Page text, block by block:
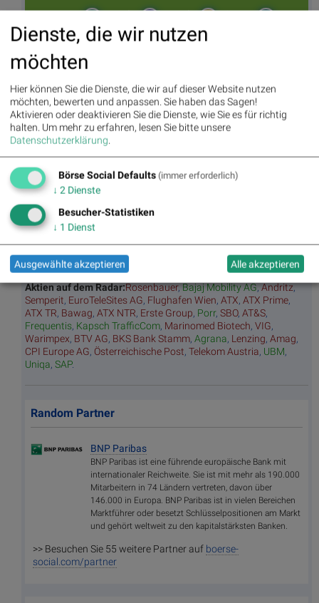
Top/
Star/
h der
Matri
Movi
Averages
Indikation
er/
verlierer
Top/Flop
BS-
Hitpa
rade
Days
Bildnachweis
1. BSN Group Telekom Performancevergleich YTD, Stand: 05.04.2025
2. iPad Telekommunikation Lesen Nachricht News - Andrey Nikolskiy
fotografierte Ex-Agrana-Sprecherin Maria Fally >> Öffnen auf photaq.com
Aktien auf dem Radar:Rosenbauer,Bajaj Mobility AG,Andritz,
Semperit, EuroTeleSites AG, Flughafen Wien, ATX, ATX Prime,
ATX TR, Bawag, ATX NTR, Erste Group, Porr, SBO, AT&S,
Frequentis, Kapsch TrafficCom, Marinomed Biotech, VIG,
Warimpex, BTV AG, BKS Bank Stamm, Agrana, Lenzing, Amag,
CPI Europe AG, Österreichische Post, Telekom Austria, UBM,
Uniqa, SAP.
Random Partner
BNP Paribas
BNP Paribas ist eine führende europäische Bank mit
internationaler Reichweite. Sie ist mit mehr als 190.000
Mitarbeitern in 74 Ländern vertreten, davon über
146.000 in Europa. BNP Paribas ist in vielen Bereichen
Marktführer oder besetzt Schlüsselpositionen am Markt
und gehört weltweit zu den kapitalstärksten Banken.
>> Besuchen Sie 55 weitere Partner auf boerse-
social.com/partner
Dienste, die wir nutzen
möchten
Hier können Sie die Dienste, die wir auf dieser Website nutzen
möchten, bewerten und anpassen. Sie haben das Sagen!
Aktivieren oder deaktivieren Sie die Dienste, wie Sie es für richtig
halten. Um mehr zu erfahren, lesen Sie bitte unsere
Datenschutzerklärung.
Börse Social Defaults (immer erforderlich)
↓ 2 Dienste
Besucher-Statistiken
↓ 1 Dienst
Ausgewählte akzeptieren Alle akzeptieren